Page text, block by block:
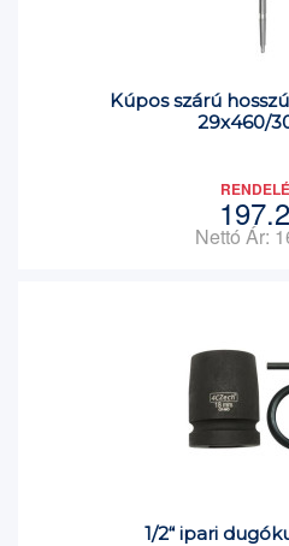
Kúpos szárú
29x460/
Nettó Ár:
1/2“ ipari